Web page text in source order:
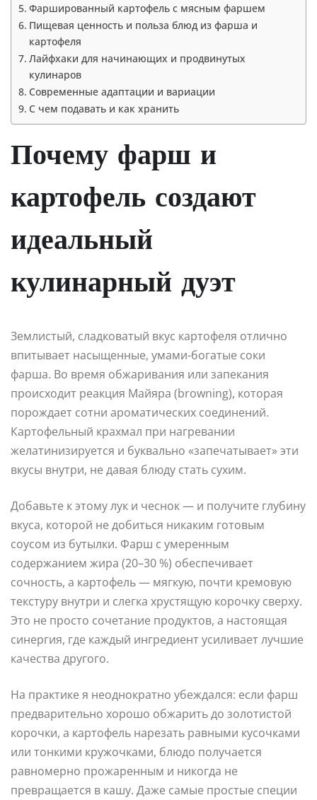
Фаршированный картофель с мясным фаршем
Пищевая ценность и польза блюд из фарша и
картофеля
Лайфхаки для начинающих и продвинутых
кулинаров
Современные адаптации и вариации
С чем подавать и как хранить
Почему фарш и
картофель создают
идеальный
кулинарный дуэт
Землистый, сладковатый вкус картофеля отлично
впитывает насыщенные, умами-богатые соки
фарша. Во время обжаривания или запекания
происходит реакция Майяра (browning), которая
порождает сотни ароматических соединений.
Картофельный крахмал при нагревании
желатинизируется и буквально «запечатывает» эти
вкусы внутри, не давая блюду стать сухим.
Добавьте к этому лук и чеснок — и получите глубину
вкуса, которой не добиться никаким готовым
соусом из бутылки. Фарш с умеренным
содержанием жира (20–30 %) обеспечивает
сочность, а картофель — мягкую, почти кремовую
текстуру внутри и слегка хрустящую корочку сверху.
Это не просто сочетание продуктов, а настоящая
синергия, где каждый ингредиент усиливает лучшие
качества другого.
На практике я неоднократно убеждался: если фарш
предварительно хорошо обжарить до золотистой
корочки, а картофель нарезать равными кусочками
или тонкими кружочками, блюдо получается
равномерно прожаренным и никогда не
превращается в кашу. Даже самые простые специи